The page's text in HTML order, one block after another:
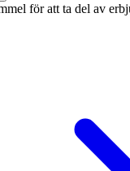
för att ta del av